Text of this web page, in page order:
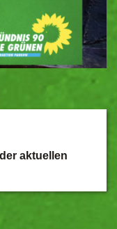
aktuellen